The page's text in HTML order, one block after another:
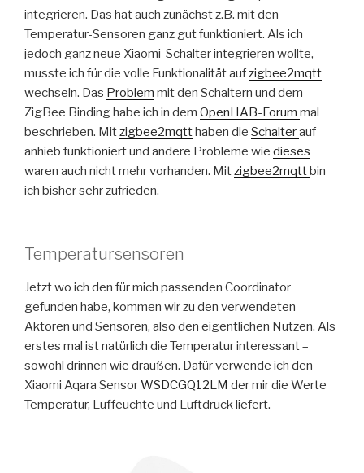
integrieren. Das hat auch zunächst z.B. mit den
Temperatur-Sensoren ganz gut funktioniert. Als ich
jedoch ganz neue Xiaomi-Schalter integrieren wollte,
musste ich für die volle Funktionalität aufzigbee2mqtt
wechseln. Das Problem mit den Schaltern und dem
ZigBee Binding habe ich in dem OpenHAB-Forum mal
beschrieben. Mitzigbee2mqtthaben die Schalterauf
anhieb funktioniert und andere Probleme wie dieses
waren auch nicht mehr vorhanden. Mitzigbee2mqttbin
ich bisher sehr zufrieden.
Temperatursensoren
Jetzt wo ich den für mich passenden Coordinator
gefunden habe, kommen wir zu den verwendeten
Aktoren und Sensoren, also den eigentlichen Nutzen. Als
erstes mal ist natürlich die Temperatur interessant –
sowohl drinnen wie draußen. Dafür verwende ich den
Xiaomi Aqara SensorWSDCGQ12LM der mir die Werte
Temperatur, Luffeuchte und Luftdruck liefert.